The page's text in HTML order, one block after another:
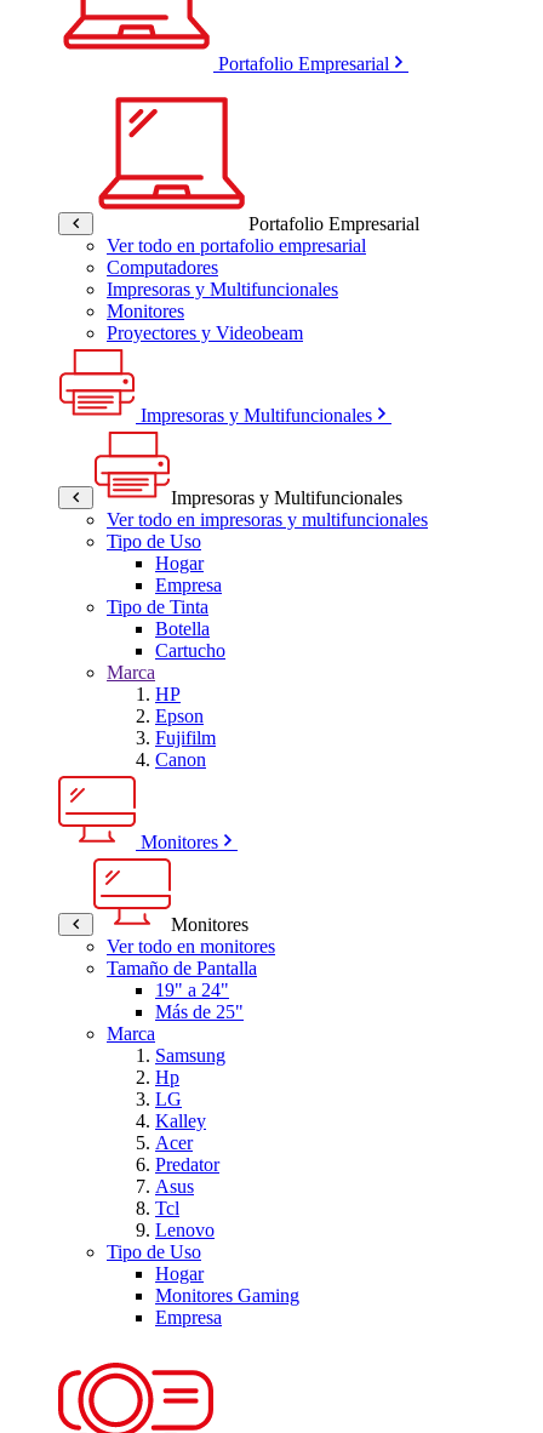
Portafolio Empresarial
Portafolio Empresarial
Ver todo en portafolio empresarial
Computadores
Impresoras y Multifuncionales
Monitores
Proyectores y Videobeam
Impresoras y Multifuncionales
Impresoras y Multifuncionales
Ver todo en impresoras y multifuncionales
Tipo de Uso
Hogar
Empresa
Tipo de Tinta
Botella
Cartucho
Marca
HP
Epson
Fujifilm
Canon
Monitores
Monitores
Ver todo en monitores
Tamaño de Pantalla
19" a 24"
Más de 25"
Marca
Samsung
Hp
LG
Kalley
Acer
Predator
Asus
Tcl
Lenovo
Tipo de Uso
Hogar
Monitores Gaming
Empresa